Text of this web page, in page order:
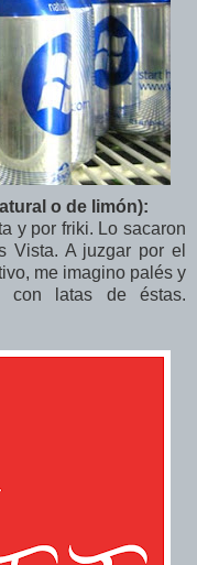
o de limón):
y por friki. Lo sacaron
Vista. A juzgar por el
me imagino palés y
con latas de éstas.